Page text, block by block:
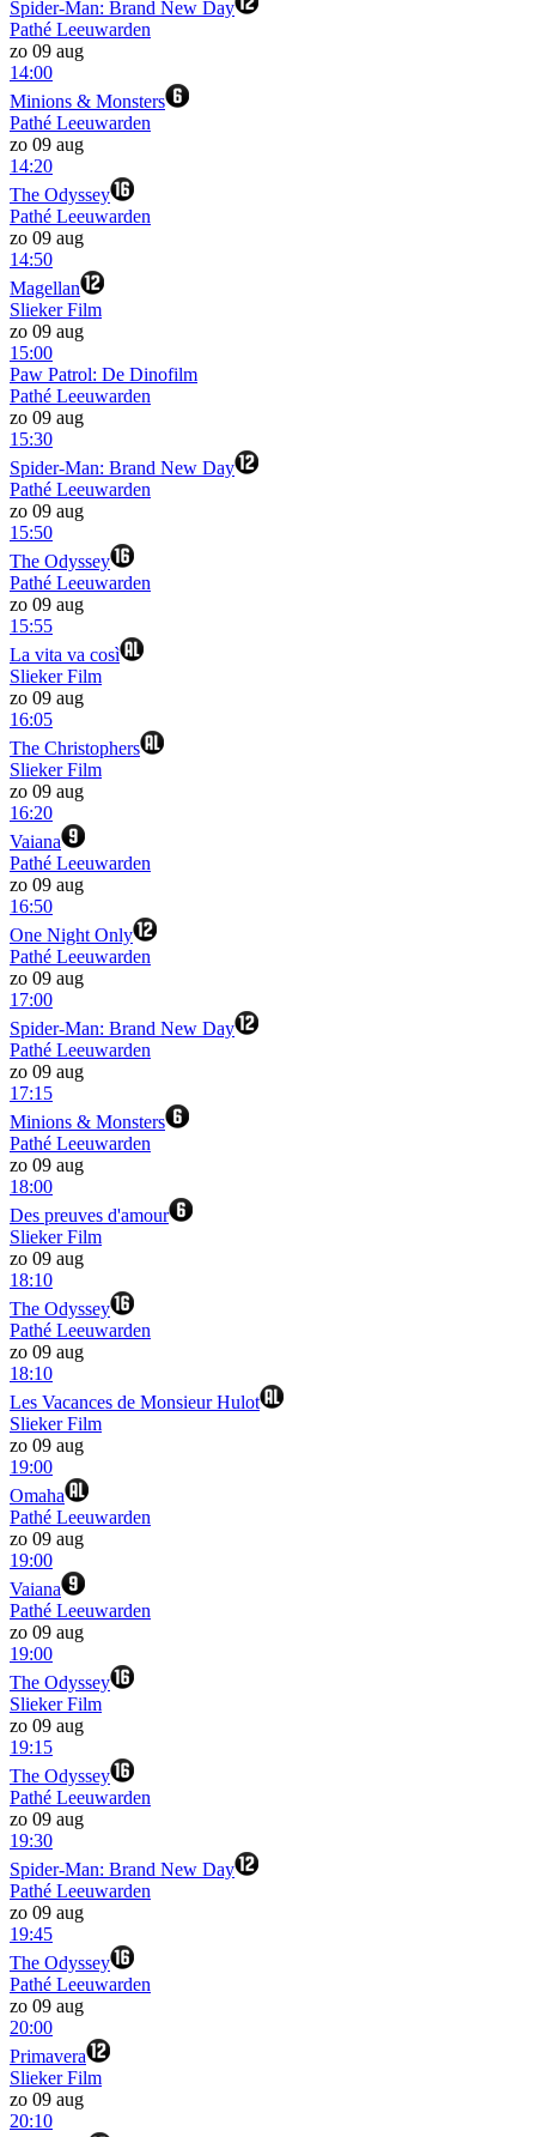
Spider-Man: Brand New Day
Pathé Leeuwarden
zo 09 aug
14:00
Minions & Monsters
Pathé Leeuwarden
zo 09 aug
14:20
The Odyssey
Pathé Leeuwarden
zo 09 aug
14:50
Magellan
Slieker Film
zo 09 aug
15:00
Paw Patrol: De Dinofilm
Pathé Leeuwarden
zo 09 aug
15:30
Spider-Man: Brand New Day
Pathé Leeuwarden
zo 09 aug
15:50
The Odyssey
Pathé Leeuwarden
zo 09 aug
15:55
La vita va così
Slieker Film
zo 09 aug
16:05
The Christophers
Slieker Film
zo 09 aug
16:20
Vaiana
Pathé Leeuwarden
zo 09 aug
16:50
One Night Only
Pathé Leeuwarden
zo 09 aug
17:00
Spider-Man: Brand New Day
Pathé Leeuwarden
zo 09 aug
17:15
Minions & Monsters
Pathé Leeuwarden
zo 09 aug
18:00
Des preuves d'amour
Slieker Film
zo 09 aug
18:10
The Odyssey
Pathé Leeuwarden
zo 09 aug
18:10
Les Vacances de Monsieur Hulot
Slieker Film
zo 09 aug
19:00
Omaha
Pathé Leeuwarden
zo 09 aug
19:00
Vaiana
Pathé Leeuwarden
zo 09 aug
19:00
The Odyssey
Slieker Film
zo 09 aug
19:15
The Odyssey
Pathé Leeuwarden
zo 09 aug
19:30
Spider-Man: Brand New Day
Pathé Leeuwarden
zo 09 aug
19:45
The Odyssey
Pathé Leeuwarden
zo 09 aug
20:00
Primavera
Slieker Film
zo 09 aug
20:10